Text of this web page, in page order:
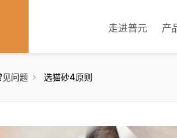
走进普元 产
见问题 选猫砂4原则